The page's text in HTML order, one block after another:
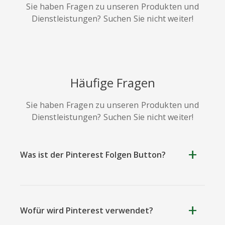
Overflow
Sie haben Fragen zu unseren Produkten und
Dienstleistungen? Suchen Sie nicht weiter!
Häufige Fragen
Sie haben Fragen zu unseren Produkten und
Dienstleistungen? Suchen Sie nicht weiter!
Was ist der Pinterest Folgen Button?
Wofür wird Pinterest verwendet?